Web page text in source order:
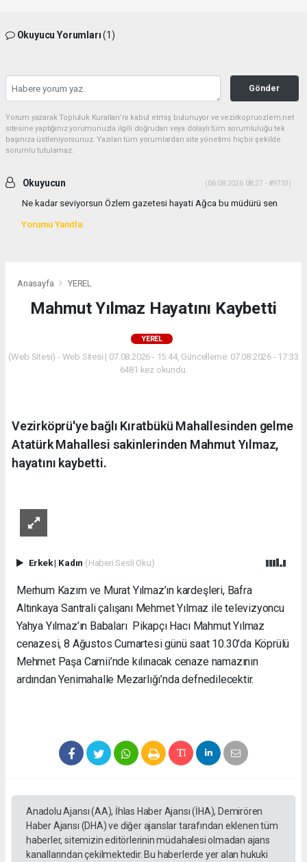
Okuyucu Yorumları(1)
Gönder
Yorum yazarak Topluluk Kuralları’nı kabul etmiş bulunuyor ve vezirkopruozlem.net
sitesine yaptığınız yorumunuzla ilgili doğrudan veya dolaylı tüm sorumluluğu tek
başınıza üstleniyorsunuz. Yazılan tüm yorumlardan site yönetimi hiçbir şekilde
sorumlu tutulamaz.
Okuyucun (06.08.2026 08:27 - #9733)
Ne kadar seviyorsun Özlem gazetesi hayati Ağca bu müdürü sen
Yorumu Yanıtla
Anasayfa YEREL
Mahmut Yılmaz Hayatını Kaybetti
YEREL
(Web Sitesi) - Web Sitesi | 07.08.2026 - 15:44, Güncelleme: 07.08.2026 - 17:33
6481 kez okundu.
Vezirköprü'ye bağlı Kıratbükü Mahallesinden gelme
Atatürk Mahallesi sakinlerinden Mahmut Yılmaz,
hayatını kaybetti.
Erkek| Kadın (Haberi Sesli Oku)
Merhum Kazım ve Murat Yılmaz’ın kardeşleri, Bafra
Altınkaya Santrali çalışanı Mehmet Yılmaz ile televizyoncu
Yahya Yılmaz’ın Babaları Pikapçı Hacı Mahmut Yılmaz
cenazesi, 8 Ağustos Cumartesi günü saat 10.30’da Köprülü
Mehmet Paşa Camii’nde kılınacak cenaze namazının
ardından Yenimahalle Mezarlığı’nda defnedilecektir.
Anadolu Ajansı (AA), İhlas Haber Ajansı (İHA), Demirören
Haber Ajansı (DHA) ve diğer ajanslar tarafından eklenen tüm
haberler, sitemizin editörlerinin müdahalesi olmadan ajans
kanallarından çekilmektedir. Bu haberlerde yer alan hukuki